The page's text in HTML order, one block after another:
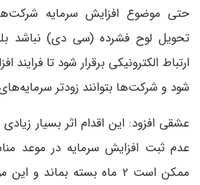
حتی موضوع افزایش سرمایه
تحویل لوح فشرده (سی دی) نباشد
ارتباط الکترونیکی برقرار شود تا
شود و شرکت‌ها بتوانند زودتر
عشقی افزود: این اقدام اثر بسیار زیادی
عدم ثبت افزایش سرمایه در موعد
ممکن است 2 ماه بسته